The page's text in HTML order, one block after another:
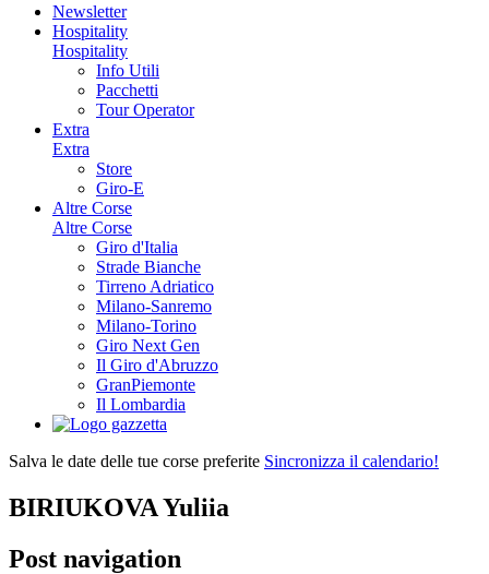
Newsletter
Hospitality
Hospitality
Info Utili
Pacchetti
Tour Operator
Extra
Extra
Store
Giro-E
Altre Corse
Altre Corse
Giro d'Italia
Strade Bianche
Tirreno Adriatico
Milano-Sanremo
Milano-Torino
Giro Next Gen
Il Giro d'Abruzzo
GranPiemonte
Il Lombardia
Salva le date delle tue corse preferite Sincronizza il calendario!
BIRIUKOVA Yuliia
Post navigation